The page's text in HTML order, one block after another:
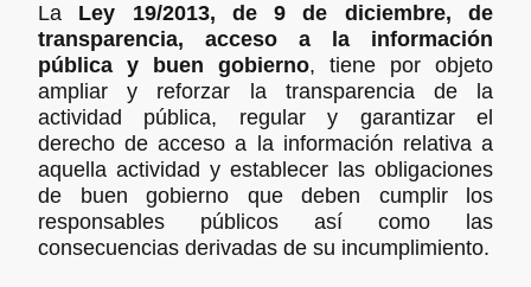
La Ley 19/2013, de 9 de diciembre, de
transparencia, acceso a la información
pública y buen gobierno, tiene por objeto
ampliar y reforzar la transparencia de la
actividad pública, regular y garantizar el
derecho de acceso a la información relativa a
aquella actividad y establecer las obligaciones
de buen gobierno que deben cumplir los
responsables públicos así como las
consecuencias derivadas de su incumplimiento.